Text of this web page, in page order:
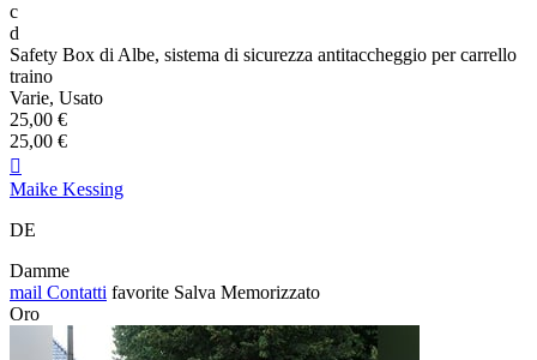
c
d
Safety Box di Albe, sistema di sicurezza antitaccheggio per carrello
traino
Varie, Usato
25,00 €
25,00 €

Maike Kessing
DE
Damme
mail Contatti favorite Salva Memorizzato
Oro